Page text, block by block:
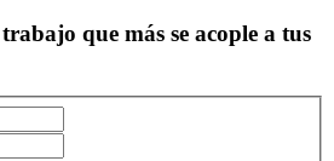
que más se acople a tus